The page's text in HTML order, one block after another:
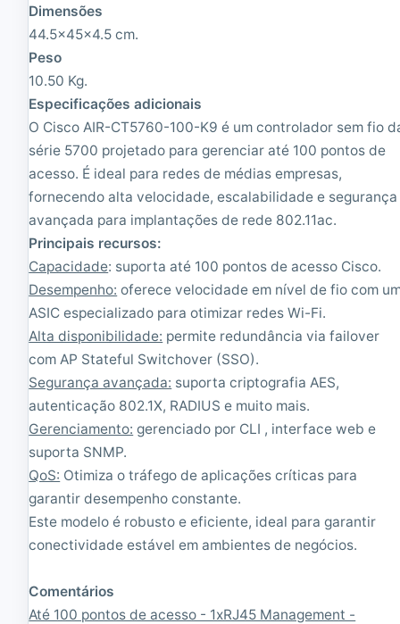
o
n
c
o
n
a
o
c
i
n
a
d
o
Dimensões
44.5x45x4.5 cm.
Peso
10.50 Kg.
Especificações adicionais
O Cisco AIR-CT5760-100-K9 é um controlador sem fio
série 5700 projetado para gerenciar até 100 pontos de
acesso. É ideal para redes de médias empresas,
fornecendo alta velocidade, escalabilidade e segurança
avançada para implantações de rede 802.11ac.
Principais recursos:
Capacidade: suporta até 100 pontos de acesso Cisco.
Desempenho: oferece velocidade em nível de fio com
ASIC especializado para otimizar redes Wi-Fi.
Alta disponibilidade: permite redundância via failover
com AP Stateful Switchover (SSO).
Segurança avançada: suporta criptografia AES,
autenticação 802.1X, RADIUS e muito mais.
Gerenciamento: gerenciado por CLI , interface web e
suporta SNMP.
QoS: Otimiza o tráfego de aplicações críticas para
garantir desempenho constante.
Este modelo é robusto e eficiente, ideal para garantir
conectividade estável em ambientes de negócios.
Comentários
Até 100 pontos de acesso - 1xRJ45 Management -